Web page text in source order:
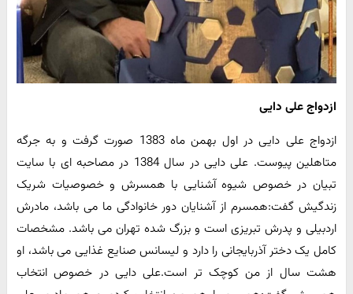
ازدواج علی دایی
ازدواج علی دایی در اول بهمن ماه 1383 صورت گرفت و به جرگه
متاهلین پیوست. علی دایی در سال 1384 در مصاحبه ای با سایت
تبیان در خصوص شیوه آشنایی با همسرش و خصوصیات شریک
زندگیش گفت:همسرم از آشنایان دور خانوادگی ما می باشد، مادرش
اردبیلی و پدرش تبریزی است و بزرگ شده تهران می باشد. مشخصات
کامل یک دختر آذربایجانی را دارد و لیسانس صنایع غذایی می باشد، او
هشت سال از من کوچک تر است.علی دایی در خصوص انتخاب